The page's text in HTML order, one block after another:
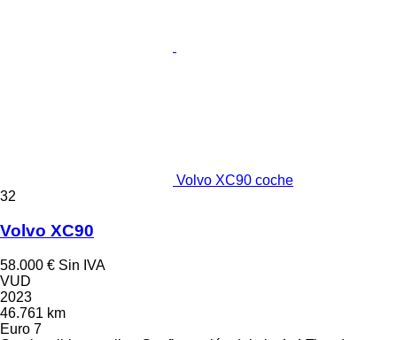
Volvo XC90 coche
32
Volvo XC90
58.000 € Sin IVA
VUD
2023
46.761 km
Euro 7